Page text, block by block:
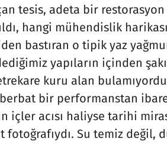
tesis, adeta bir restorasyon
hangi mühendislik
bastıran o tipik yaz
yapıların içinden
kuru alan
bir performanstan
içler acısı haliyse tarihi
fotoğrafıydı. Su temiz değil,